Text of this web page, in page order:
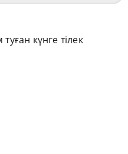
күнге тілек